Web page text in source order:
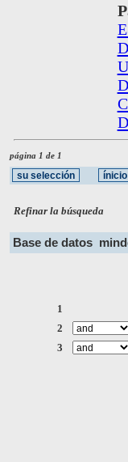
página 1 de 1
Refinar la búsqueda
Base de datos
1
2
3